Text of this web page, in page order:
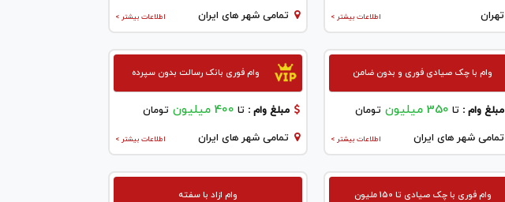
اطلاعات بیشتر > تهران اطلاعات بیشتر > تمامی شهر های ایران
وام با چک صیادی فوری و بدون ضامن
مبلغ وام : تا 350 میلیون تومان
اطلاعات بیشتر > تمامی شهر های ایران
وام فوری بانک رسالت بدون سپرده
مبلغ وام :تا 400 میلیون تومان
اطلاعات بیشتر > تمامی شهر های ایران
وام فوری با چک صیادی تا 150 ملیون وام ازاد با سفته